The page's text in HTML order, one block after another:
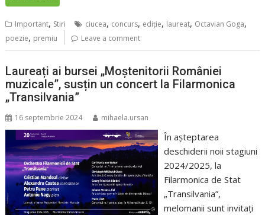
Important, Stiri ciucea, concurs, ediţie, laureat, Octavian Goga,
poezie, premiu Leave a comment
Laureați ai bursei „Moștenitorii României
muzicale”, susțin un concert la Filarmonica
„Transilvania”
16 septembrie 2024 mihaela.ursan
În așteptarea
deschiderii noii stagiuni
2024/2025, la
Filarmonica de Stat
„Transilvania”,
melomanii sunt invitați